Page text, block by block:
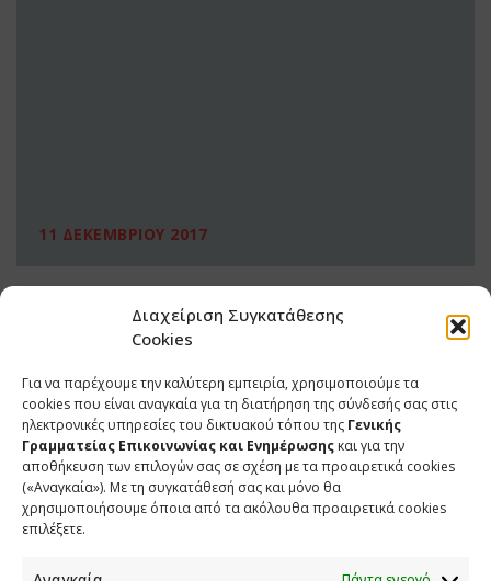
Διαχείριση Συγκατάθεσης
Cookies
Για να παρέχουμε την καλύτερη εμπειρία, χρησιμοποιούμε τα
cookies που είναι αναγκαία για τη διατήρηση της σύνδεσής σας στις
ηλεκτρονικές υπηρεσίες του δικτυακού τόπου της Γενικής
Γραμματείας Επικοινωνίας και Ενημέρωσης και για την
αποθήκευση των επιλογών σας σε σχέση με τα προαιρετικά cookies
(«Αναγκαία»). Με τη συγκατάθεσή σας και μόνο θα
χρησιμοποιήσουμε όποια από τα ακόλουθα προαιρετικά cookies
επιλέξετε.
11 ΔΕΚΕΜΒΡΙΟΥ 2017
ΕΠΙΚΟΙΝΩΝΙΑ
Φραγκούδη 11 & Αλεξάνδρου Πάντου